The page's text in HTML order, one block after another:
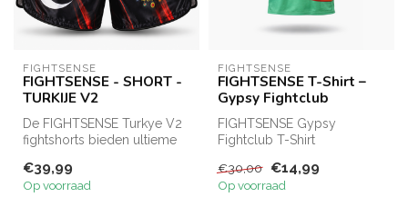
FIGHTSENSE
FIGHTSENSE - SHORT -
TURKIJE V2
De FIGHTSENSE Turkye V2
fightshorts bieden ultieme
€39,99
Op voorraad
FIGHTSENSE
FIGHTSENSE T-Shirt –
Gypsy Fightclub
FIGHTSENSE Gypsy
Fightclub T-Shirt
polyester met een
opvallen...
€30,00 €14,99
Op voorraad